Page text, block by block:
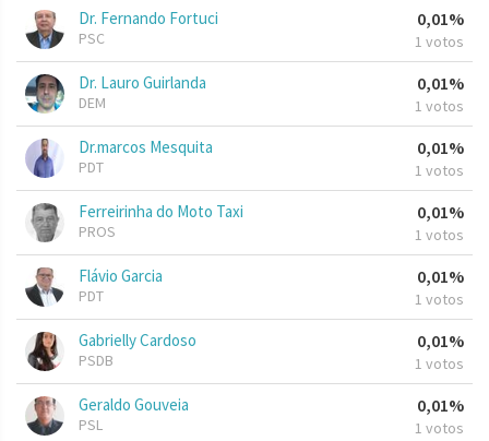
Dr. Fernando Fortuci
PSC
0,01%
1 votos
Dr. Lauro Guirlanda
DEM
0,01%
1 votos
Dr.marcos Mesquita
PDT
0,01%
1 votos
Ferreirinha do Moto Taxi
PROS
0,01%
1 votos
Flávio Garcia
PDT
0,01%
1 votos
Gabrielly Cardoso
PSDB
0,01%
1 votos
Geraldo Gouveia
PSL
0,01%
1 votos